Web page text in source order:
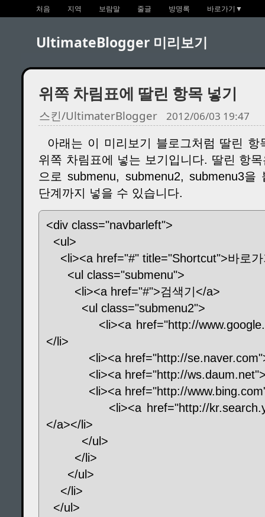
처음 지역 보람말 줄글 방명록 바로가기▼
UltimateBlogger 미리보기
위쪽 차림표에 딸린 항목 넣기
스킨/UltimaterBlogger 2012/06/03 19:47
아래는 이 미리보기 블로그처럼 딸린 항
위쪽 차림표에 넣는 보기입니다. 딸린 항
으로 submenu, submenu2, submenu3
단계까지 넣을 수 있습니다.
<div class="navbarleft">
<ul>
<li><a href="#" title="Shortcut">바로
<ul
<li><a href="#">검색기</a>
<ul class="submenu2">
<li><a href="http://
</li>
<li><a href="http://se.naver.com">
<li><a href="http://ws.daum.net">
<li><a href="http://
<li><a href="http://
</a></li>
</ul>
</li>
</ul>
</li>
</ul>